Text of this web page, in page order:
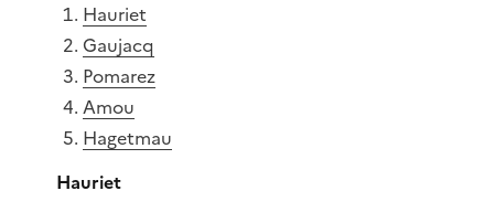
Hauriet
Gaujacq
Pomarez
Amou
Hagetmau
Hauriet